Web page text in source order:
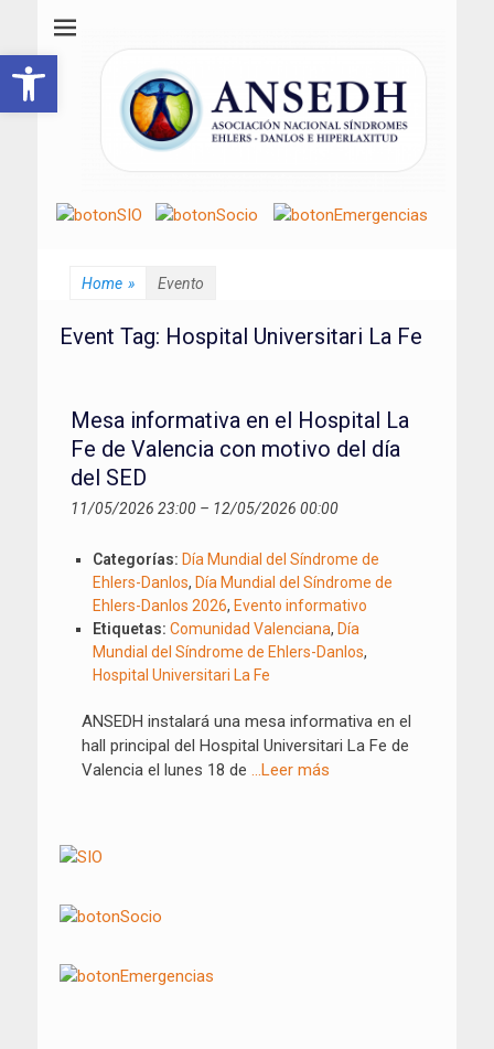
Abrir barra de herramientas
Home » Evento
Event Tag: Hospital Universitari La Fe
Mesa informativa en el Hospital La
Fe de Valencia con motivo del día
del SED
11/05/2026 23:00 – 12/05/2026 00:00
Categorías: Día Mundial del Síndrome de
Ehlers-Danlos, Día Mundial del Síndrome de
Ehlers-Danlos 2026, Evento informativo
Etiquetas: Comunidad Valenciana, Día
Mundial del Síndrome de Ehlers-Danlos,
Hospital Universitari La Fe
ANSEDH instalará una mesa informativa en el
hall principal del Hospital Universitari La Fe de
Valencia el lunes 18 de …Leer más